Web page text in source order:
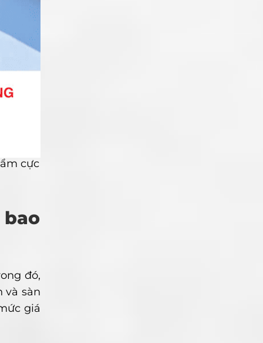
cực
đó,
và sàn
giá